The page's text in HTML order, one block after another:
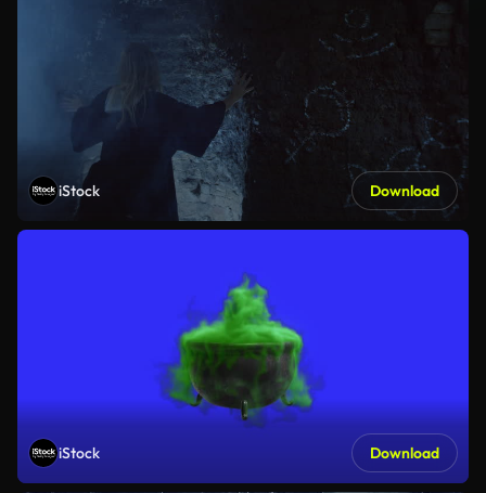
iStock Download
iStock Download